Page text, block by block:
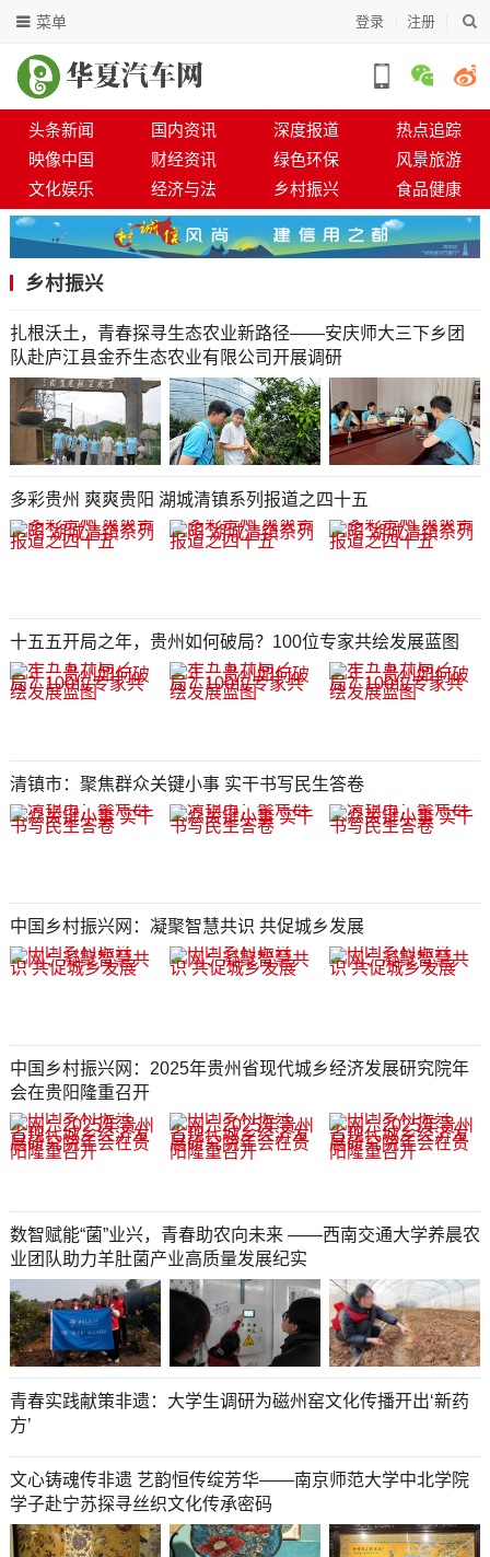
登录 注册
菜单
头条新闻 国内资讯 深度报道
热点追踪
映像中国
财经资讯 绿色环保
风景旅游
文化娱乐
经济与法 乡村振兴 食品健康
乡村振兴
扎根沃土，青春探寻生态农业新路径——安庆师大三下乡团
队赴庐江县金乔生态农业有限公司开展调研
多彩贵州 爽爽贵阳 湖城清镇系列报道之四十五
十五五开局之年，贵州如何破局？100位专家共绘发展蓝图
清镇市：聚焦群众关键小事 实干书写民生答卷
中国乡村振兴网：凝聚智慧共识 共促城乡发展
中国乡村振兴网：2025年贵州省现代城乡经济发展研究院年
会在贵阳隆重召开
数智赋能“菌”业兴，青春助农向未来 ——西南交通大学养晨农
业团队助力羊肚菌产业高质量发展纪实
青春实践献策非遗：大学生调研为磁州窑文化传播开出‘新药
方’
文心铸魂传非遗 艺韵恒传绽芳华——南京师范大学中北学院
学子赴宁苏探寻丝织文化传承密码